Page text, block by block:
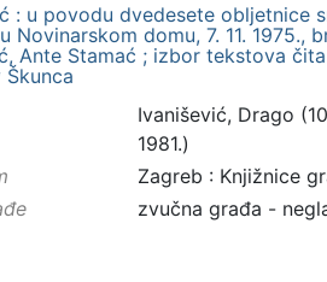
: u povodu dvedesete obljetnice
Novinarskom domu, 7. 11. 1975.,
Ante Stamać ; izbor tekstova
Škunca
Ivanišević, Drago
1981.)
Zagreb : Knjižnice
zvučna građa -